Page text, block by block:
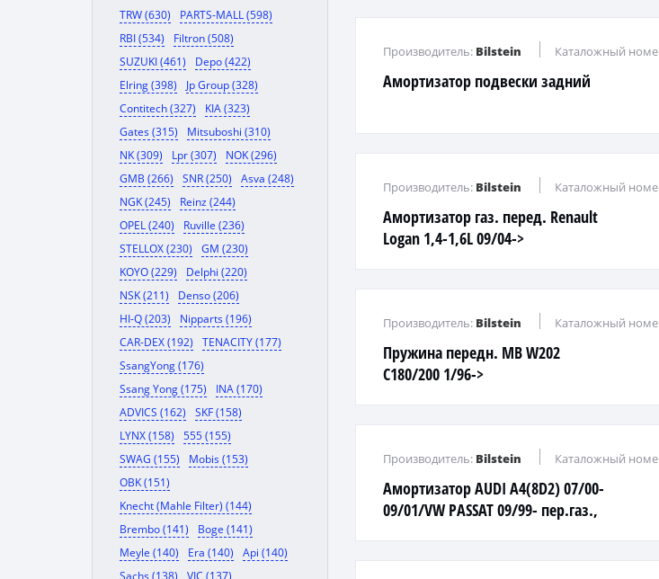
TRW (630)
PARTS-MALL (598)
RBI (534)
Filtron (508)
SUZUKI (461)
Depo (422)
Elring (398)
Jp Group (328)
Contitech (327)
KIA (323)
Gates (315)
Mitsuboshi (310)
NK (309)
Lpr (307)
NOK (296)
GMB (266)
SNR (250)
Asva (248)
NGK (245)
Reinz (244)
OPEL (240)
Ruville (236)
STELLOX (230)
GM (230)
KOYO (229)
Delphi (220)
NSK (211)
Denso (206)
HI-Q (203)
Nipparts (196)
CAR-DEX (192)
TENACITY (177)
SsangYong (176)
Ssang Yong (175)
INA (170)
ADVICS (162)
SKF (158)
LYNX (158)
555 (155)
SWAG (155)
Mobis (153)
OBK (151)
Knecht (Mahle Filter) (144)
Brembo (141)
Boge (141)
Meyle (140)
Era (140)
Api (140)
Sachs (138)
VIC (137)
Амортизатор подвески задний
Производитель: Bilstein Каталожный
Амортизатор газ. перед. Renault
Logan 1,4-1,6L 09/04->
Производитель: Bilstein Каталожный
Пружина передн. MB W202
C180/200 1/96->
Производитель: Bilstein Каталожный
Амортизатор AUDI A4(8D2) 07/00-
09/01/VW PASSAT 09/99- пер.газ.,
Производитель: Bilstein Каталожный